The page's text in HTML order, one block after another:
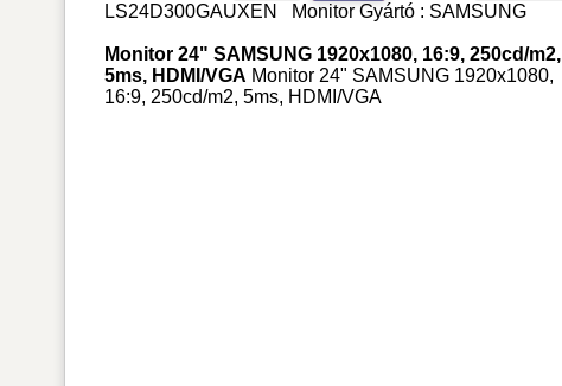
LS24D300GAUXEN
MonitorGyártó : SAMSUNG
Monitor 24" SAMSUNG 1920x1080, 16:9, 250cd/m2,
5ms, HDMI/VGA Monitor 24" SAMSUNG 1920x1080,
16:9, 250cd/m2, 5ms, HDMI/VGA